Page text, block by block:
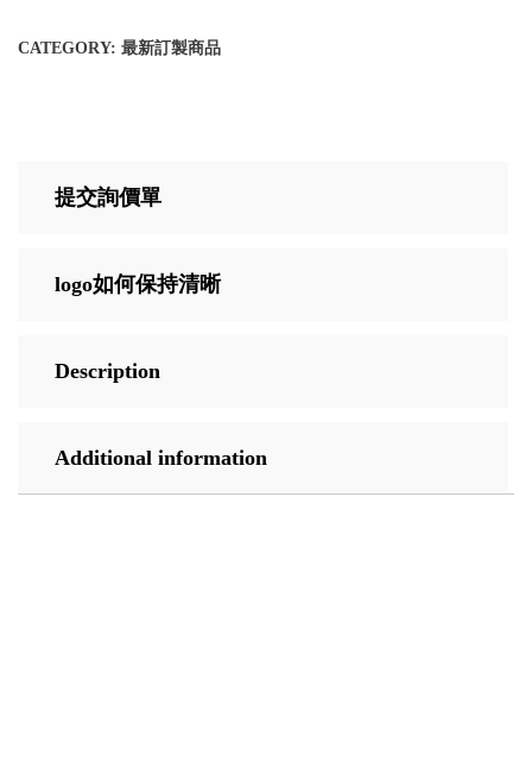
CATEGORY: 最新訂製商品
提交詢價單
logo如何保持清晰
Description
Additional information